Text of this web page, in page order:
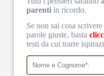
parenti in ricordo.
Se non sai cosa
parole giuste, basta
testi da cui trarre